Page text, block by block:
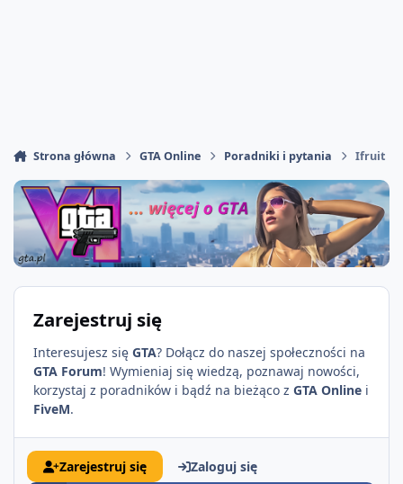
Strona główna GTA Online Poradniki i pytania Ifruit
Zarejestruj się
Interesujesz się GTA? Dołącz do naszej społeczności na
GTA Forum! Wymieniaj się wiedzą, poznawaj nowości,
korzystaj z poradników i bądź na bieżąco z GTA Online i
FiveM.
Zarejestruj się
Zaloguj się